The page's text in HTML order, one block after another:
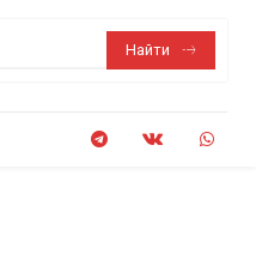
Найти